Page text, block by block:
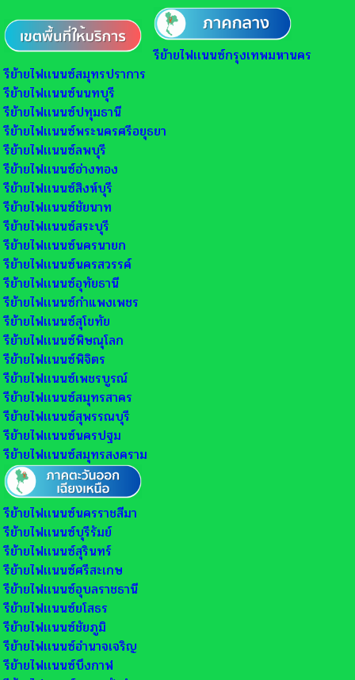
รีย้ายไฟเเนนซ์กรุงเทพมหานคร
รีย้ายไฟเเนนซ์สมุทรปราการ
รีย้ายไฟเเนนซ์นนทบุรี
รีย้ายไฟเเนนซ์ปทุมธานี
รีย้ายไฟเเนนซ์พระนครศรีอยุธยา
รีย้ายไฟเเนนซ์ลพบุรี
รีย้ายไฟเเนนซ์อ่างทอง
รีย้ายไฟเเนนซ์สิงห์บุรี
รีย้ายไฟเเนนซ์ชัยนาท
รีย้ายไฟเเนนซ์สระบุรี
รีย้ายไฟเเนนซ์นครนายก
รีย้ายไฟเเนนซ์นครสวรรค์
รีย้ายไฟเเนนซ์อุทัยธานี
รีย้ายไฟเเนนซ์กำแพงเพชร
รีย้ายไฟเเนนซ์สุโขทัย
รีย้ายไฟเเนนซ์พิษณุโลก
รีย้ายไฟเเนนซ์พิจิตร
รีย้ายไฟเเนนซ์เพชรบูรณ์
รีย้ายไฟเเนนซ์สมุทรสาคร
รีย้ายไฟเเนนซ์สุพรรณบุรี
รีย้ายไฟเเนนซ์นครปฐม
รีย้ายไฟเเนนซ์สมุทรสงคราม
รีย้ายไฟเเนนซ์นครราชสีมา
รีย้ายไฟเเนนซ์บุรีรัมย์
รีย้ายไฟเเนนซ์สุรินทร์
รีย้ายไฟเเนนซ์ศรีสะเกษ
รีย้ายไฟเเนนซ์อุบลราชธานี
รีย้ายไฟเเนนซ์ยโสธร
รีย้ายไฟเเนนซ์ชัยภูมิ
รีย้ายไฟเเนนซ์อำนาจเจริญ
รีย้ายไฟเเนนซ์บึงกาฬ